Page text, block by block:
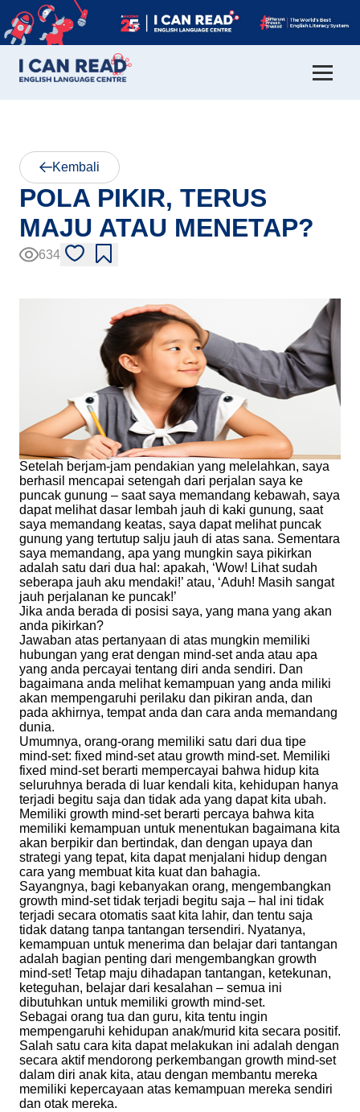
Kembali
POLA PIKIR, TERUS
MAJU ATAU MENETAP?
634
Setelah berjam-jam pendakian yang melelahkan, saya
berhasil mencapai setengah dari perjalan saya ke
puncak gunung – saat saya memandang kebawah, saya
dapat melihat dasar lembah jauh di kaki gunung, saat
saya memandang keatas, saya dapat melihat puncak
gunung yang tertutup salju jauh di atas sana. Sementara
saya memandang, apa yang mungkin saya pikirkan
adalah satu dari dua hal: apakah, ‘Wow! Lihat sudah
seberapa jauh aku mendaki!’ atau, ‘Aduh! Masih sangat
jauh perjalanan ke puncak!’
Jika anda berada di posisi saya, yang mana yang akan
anda pikirkan?
Jawaban atas pertanyaan di atas mungkin memiliki
hubungan yang erat dengan mind-set anda atau apa
yang anda percayai tentang diri anda sendiri. Dan
bagaimana anda melihat kemampuan yang anda miliki
akan mempengaruhi perilaku dan pikiran anda, dan
pada akhirnya, tempat anda dan cara anda memandang
dunia.
Umumnya, orang-orang memiliki satu dari dua tipe
mind-set: fixed mind-set atau growth mind-set. Memiliki
fixed mind-set berarti mempercayai bahwa hidup kita
seluruhnya berada di luar kendali kita, kehidupan hanya
terjadi begitu saja dan tidak ada yang dapat kita ubah.
Memiliki growth mind-set berarti percaya bahwa kita
memiliki kemampuan untuk menentukan bagaimana kita
akan berpikir dan bertindak, dan dengan upaya dan
strategi yang tepat, kita dapat menjalani hidup dengan
cara yang membuat kita kuat dan bahagia.
Sayangnya, bagi kebanyakan orang, mengembangkan
growth mind-set tidak terjadi begitu saja – hal ini tidak
terjadi secara otomatis saat kita lahir, dan tentu saja
tidak datang tanpa tantangan tersendiri. Nyatanya,
kemampuan untuk menerima dan belajar dari tantangan
adalah bagian penting dari mengembangkan growth
mind-set! Tetap maju dihadapan tantangan, ketekunan,
keteguhan, belajar dari kesalahan – semua ini
dibutuhkan untuk memiliki growth mind-set.
Sebagai orang tua dan guru, kita tentu ingin
mempengaruhi kehidupan anak/murid kita secara positif.
Salah satu cara kita dapat melakukan ini adalah dengan
secara aktif mendorong perkembangan growth mind-set
dalam diri anak kita, atau dengan membantu mereka
memiliki kepercayaan atas kemampuan mereka sendiri
dan otak mereka.